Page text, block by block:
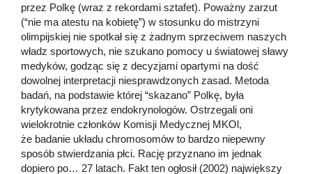
przez Polkę (wraz z rekordami sztafet). Poważny zarzut
(“nie ma atestu na kobietę”) w stosunku do mistrzyni
olimpijskiej nie spotkał się z żadnym sprzeciwem naszych
władz sportowych, nie szukano pomocy u światowej sławy
medyków, godząc się z decyzjami opartymi na dość
dowolnej interpretacji niesprawdzonych zasad. Metoda
badań, na podstawie której “skazano” Polkę, była
krytykowana przez endokrynologów. Ostrzegali oni
wielokrotnie członków Komisji Medycznej MKOl,
że badanie układu chromosomów to bardzo niepewny
sposób stwierdzania płci. Rację przyznano im jednak
dopiero po… 27 latach. Fakt ten ogłosił (2002) największy